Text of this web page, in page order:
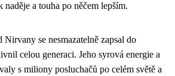
a touha po něčem lepším.
se nesmazatelně zapsal do
celou generaci. Jeho syrová energie a
s miliony posluchačů po celém světě a